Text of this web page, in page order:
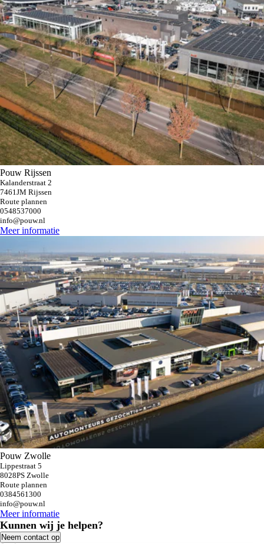
Pouw Rijssen
Kalanderstraat 2
7461JM Rijssen
Route plannen
0548537000
info@pouw.nl
Meer informatie
Pouw Zwolle
Lippestraat 5
8028PS Zwolle
Route plannen
0384561300
info@pouw.nl
Meer informatie
Kunnen wij je helpen?
Neem contact op